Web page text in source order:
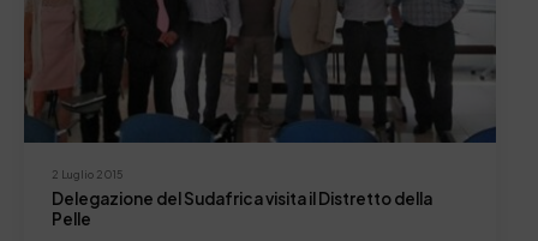
2 Luglio 2015
Delegazione del Sudafrica visita il Distretto della
Pelle